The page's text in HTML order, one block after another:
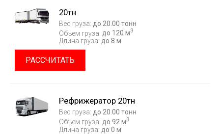
20тн
Вес груза: до 20.00 тонн
Объем груза: до 120 м3
Длина груза: до 8 м
РАССЧИТАТЬ
Рефрижератор 20тн
Вес груза: до 20.00 тонн
Объем груза: до 92 м3
Длина груза: до 0 м